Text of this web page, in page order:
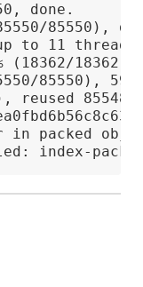
done.
85550),
to 11 threads
(18362/18362),
85550),
reused 85548
packed
index-pack